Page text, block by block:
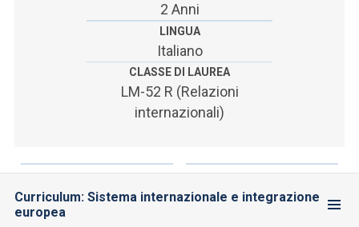
2 Anni
LINGUA
Italiano
CLASSE DI LAUREA
LM-52 R (Relazioni
internazionali)
Curriculum: Sistema internazionale e integrazione
europea